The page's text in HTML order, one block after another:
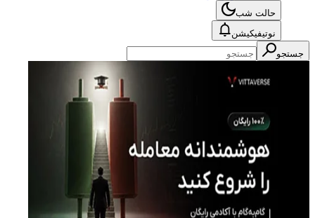
حالت شب
نوتیفیکیشن
جستجو